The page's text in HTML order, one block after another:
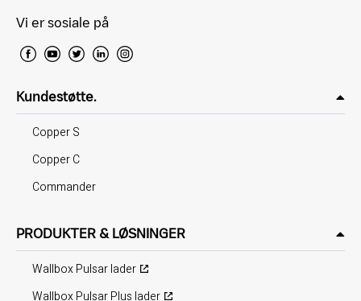
Vi er sosiale på
Kundestøtte.
Copper S
Copper C
Commander
PRODUKTER & LØSNINGER
Wallbox Pulsar lader
Wallbox Pulsar Plus lader